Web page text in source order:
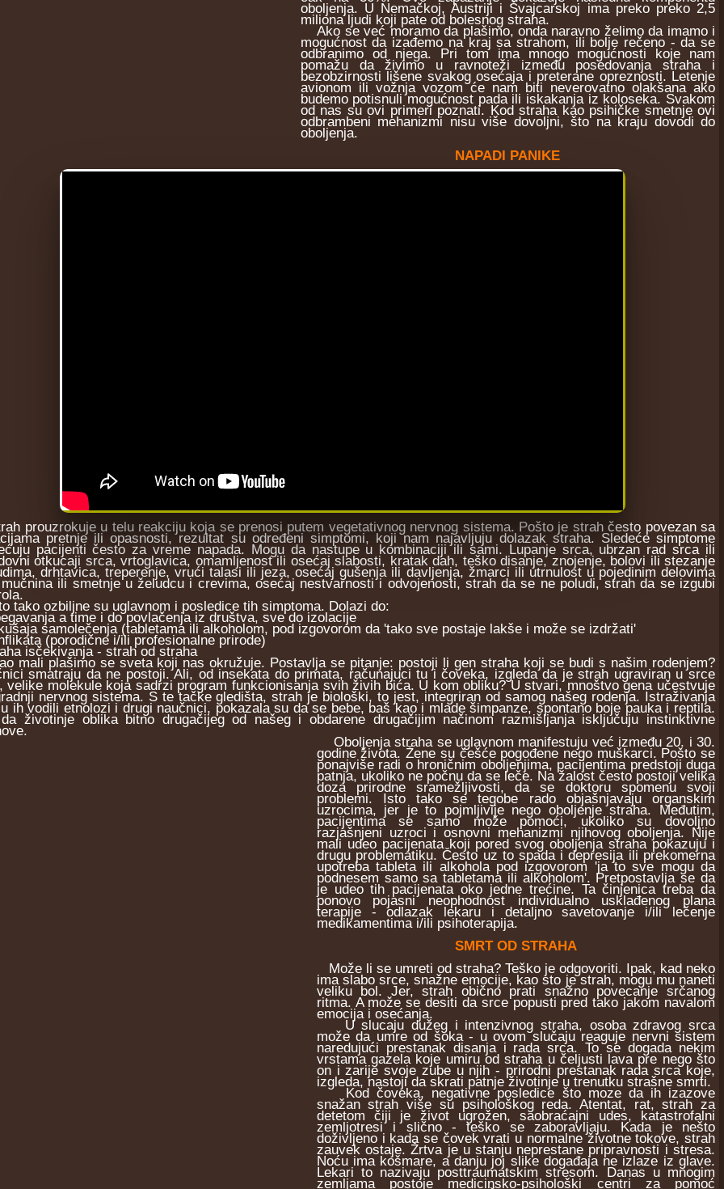
oboljenja. U Nemačkoj, Austriji i Švajcarskoj ima preko preko 2,5
miliona ljudi koji pate od bolesnog straha.
Ako se već moramo da plašimo, onda naravno želimo da imamo i
mogućnost da izađemo na kraj sa strahom, ili bolje rečeno - da se
odbranimo od njega. Pri tom ima mnogo mogućnosti koje nam
pomažu da živimo u ravnoteži između posedovanja straha i
bezobzirnosti lišene svakog osećaja i preterane opreznosti. Letenje
avionom ili vožnja vozom će nam biti neverovatno olakšana ako
budemo potisnuli mogućnost pada ili iskakanja iz koloseka. Svakom
od nas su ovi primeri poznati. Kod straha kao psihičke smetnje ovi
odbrambeni mehanizmi nisu više dovoljni, što na kraju dovodi do
oboljenja.
NAPADI PANIKE
prouzrokuje u telu reakciju koja se prenosi putem vegetativnog nervnog sistema. Pošto je strah često povezan sa
pretnje ili opasnosti, rezultat su određeni simptomi, koji nam najavljuju dolazak straha. Sledeće simptome
pacijenti često za vreme napada. Mogu da nastupe u kombinaciji ili sami. Lupanje srca, ubrzan rad srca ili
otkucaji srca, vrtoglavica, omamljenost ili osećaj slabosti, kratak dah, teško disanje, znojenje, bolovi ili stezanje
drhtavica, treperenje, vrući talasi ili jeza, osećaj gušenja ili davljenja, žmarci ili utrnulost u pojedinim delovima
ili smetnje u želudcu i crevima, osećaj nestvarnosti i odvojenosti, strah da se ne poludi, strah da se izgubi
ozbiljne su uglavnom i posledice tih simptoma. Dolazi do:
a time i do povlačenja iz društva, sve do izolacije
samolečenja (tabletama ili alkoholom, pod izgovorom da 'tako sve postaje lakše i može se izdržati'
(porodične i/ili profesionalne prirode)
isčekivanja - strah od straha
plašimo se sveta koji nas okružuje. Postavlja se pitanje: postoji li gen straha koji se budi s našim rodenjem?
smatraju da ne postoji. Ali, od insekata do primata, računajuci tu i čoveka, izgleda da je strah ugraviran u srce
velike molekule koja sadrzi program funkcionisanja svih živih bića. U kom obliku? U stvari, mnoštvo gena učestvuje
nervnog sistema. S te tačke gledišta, strah je biološki, to jest, integriran od samog našeg rodenja. Istraživanja
ih vodili etnolozi i drugi naučnici, pokazala su da se bebe, baš kao i mlade šimpanze, spontano boje pauka i reptila.
životinje oblika bitno drugačijeg od našeg i obdarene drugačijim načinom razmišljanja isključuju instinktivne
Oboljenja straha se uglavnom manifestuju već između 20. i 30.
godine života. Žene su češće pogođene nego muškarci. Pošto se
ponajviše radi o hroničnim oboljenjima, pacijentima predstoji duga
patnja, ukoliko ne počnu da se leče. Na žalost često postoji velika
doza prirodne sramežljivosti, da se doktoru spomenu svoji
problemi. Isto tako se tegobe rado objašnjavaju organskim
uzrocima, jer je to pojmljivije nego oboljenje straha. Međutim,
pacijentima se samo može pomoći, ukoliko su dovoljno
razjašnjeni uzroci i osnovni mehanizmi njihovog oboljenja. Nije
mali udeo pacijenata koji pored svog oboljenja straha pokazuju i
drugu problematiku. Često uz to spada i depresija ili prekomerna
upotreba tableta ili alkohola pod izgovorom 'ja to sve mogu da
podnesem samo sa tabletama ili alkoholom'. Pretpostavlja se da
je udeo tih pacijenata oko jedne trećine. Ta činjenica treba da
ponovo pojasni neophodnost individualno usklađenog plana
terapije - odlazak lekaru i detaljno savetovanje i/ili lečenje
medikamentima i/ili psihoterapija.
SMRT OD STRAHA
Može li se umreti od straha? Teško je odgovoriti. Ipak, kad neko
ima slabo srce, snažne emocije, kao sto je strah, mogu mu naneti
veliku bol. Jer, strah obično prati snažno povecanje srčanog
ritma. A može se desiti da srce popusti pred tako jakom navalom
emocija i osećanja.
U slucaju dužeg i intenzivnog straha, osoba zdravog srca
može da umre od šoka - u ovom slučaju reaguje nervni sistem
naredujući prestanak disanja i rada srca. To se dogada nekim
vrstama gazela koje umiru od straha u čeljusti lava pre nego što
on i zarije svoje zube u njih - prirodni prestanak rada srca koje,
izgleda, nastoji da skrati patnje životinje u trenutku strašne smrti.
Kod čoveka, negativne posledice što moze da ih izazove
snažan strah više su psihološkog reda. Atentat, rat, strah za
detetom čiji je život ugrožen, saobraćajni udes, katastrofalni
zemljotresi i slično - teško se zaboravljaju. Kada je nešto
doživljeno i kada se čovek vrati u normalne životne tokove, strah
zauvek ostaje. Žrtva je u stanju neprestane pripravnosti i stresa.
Noću ima košmare, a danju joj slike događaja ne izlaze iz glave.
Lekari to nazivaju posttraumatskim stresom. Danas u mnogim
zemljama postoje medicinsko-psihološki centri za pomoć